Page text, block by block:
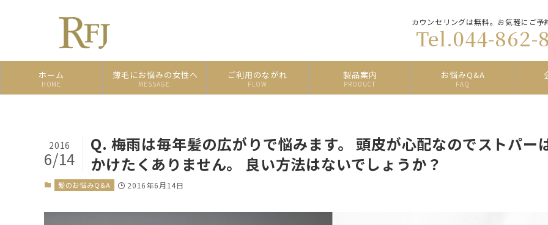
カウンセリングは無料。お気軽にご予
Tel.044-862-
ホーム
HOME
薄毛にお悩みの女性へ
MESSAGE
ご利用のながれ
FLOW
製品案内
PRODUCT
お悩みQ&A
FAQ
Q. 梅雨は毎年髪の広がりで悩みます。 頭皮が心配なのでストパー
かけたくありません。 良い方法はないでしょうか？
2016
6/14
髪のお悩みQ&A 2016年6月14日